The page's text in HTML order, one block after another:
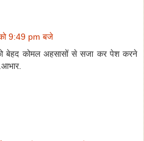
9:49 pm बजे
बेहद कोमल अहसासों से सजा कर पेश करने